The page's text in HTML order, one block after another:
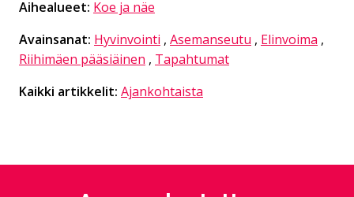
Aihealueet: Koe ja näe
Avainsanat: Hyvinvointi , Asemanseutu , Elinvoima ,
Riihimäen pääsiäinen , Tapahtumat
Kaikki artikkelit: Ajankohtaista